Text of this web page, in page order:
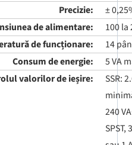
Precizie:
±
de alimentare:
100 la
de funcționare:
14
Consum de energie:
5 VA
valorilor de ieșire:
SSR:
240
SPST,